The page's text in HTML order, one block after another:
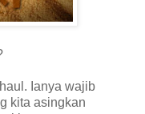
Ianya wajib
kita asingkan